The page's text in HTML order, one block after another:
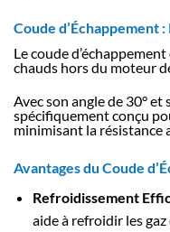
Coude d’Échappement
Le coude
chauds hors du moteur
Avec son angle de 30°
spécifiquement conçu
minimisant la résistance
Avantages du Coude
Refroidissement
aide à refroidir les